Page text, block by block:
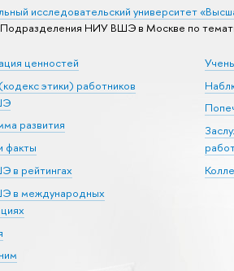
исследовательский университет
Подразделения НИУ ВШЭ в Москве по
ценностей
этики) работников
развития
факты
в рейтингах
в международных